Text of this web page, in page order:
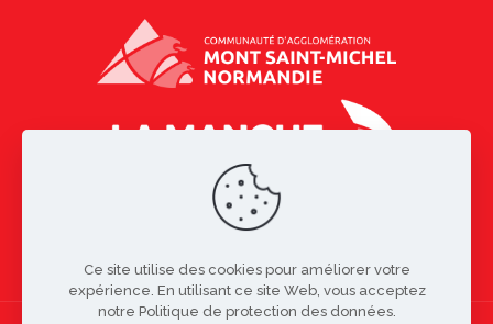
Ce site utilise des cookies pour améliorer votre
expérience. En utilisant ce site Web, vous acceptez
notre Politique de protection des données.